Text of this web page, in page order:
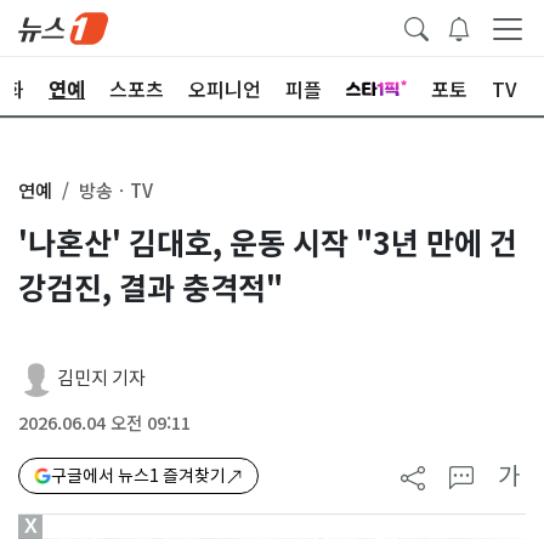
화 연예 스포츠 오피니언 피플 포토 TV
연예 방송ㆍTV
'나혼산' 김대호, 운동 시작 "3년 만에 건
강검진, 결과 충격적"
김민지 기자
2026.06.04 오전 09:11
구글에서 뉴스1 즐겨찾기 가
X